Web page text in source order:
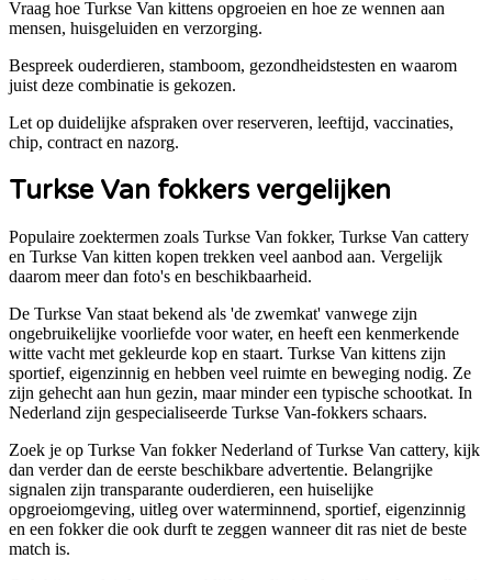
Vraag hoe Turkse Van kittens opgroeien en hoe ze wennen aan
mensen, huisgeluiden en verzorging.
Bespreek ouderdieren, stamboom, gezondheidstesten en waarom
juist deze combinatie is gekozen.
Let op duidelijke afspraken over reserveren, leeftijd, vaccinaties,
chip, contract en nazorg.
Turkse Van fokkers vergelijken
Populaire zoektermen zoals Turkse Van fokker, Turkse Van cattery
en Turkse Van kitten kopen trekken veel aanbod aan. Vergelijk
daarom meer dan foto's en beschikbaarheid.
De Turkse Van staat bekend als 'de zwemkat' vanwege zijn
ongebruikelijke voorliefde voor water, en heeft een kenmerkende
witte vacht met gekleurde kop en staart. Turkse Van kittens zijn
sportief, eigenzinnig en hebben veel ruimte en beweging nodig. Ze
zijn gehecht aan hun gezin, maar minder een typische schootkat. In
Nederland zijn gespecialiseerde Turkse Van-fokkers schaars.
Zoek je op Turkse Van fokker Nederland of Turkse Van cattery, kijk
dan verder dan de eerste beschikbare advertentie. Belangrijke
signalen zijn transparante ouderdieren, een huiselijke
opgroeiomgeving, uitleg over waterminnend, sportief, eigenzinnig
en een fokker die ook durft te zeggen wanneer dit ras niet de beste
match is.